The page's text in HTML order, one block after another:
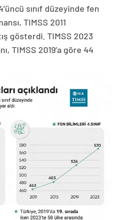
sınıf düzeyinde fen
TIMSS 2011
gösterdi. TIMSS 2023
TIMSS 2019’a göre 44